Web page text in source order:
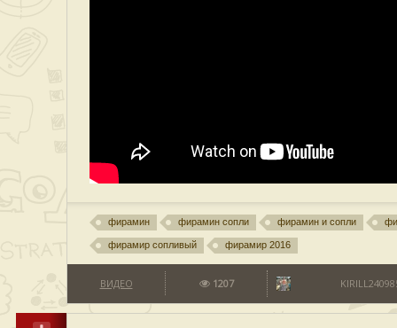
фирамин фирамин сопли фирамин и сопли
фирамир сопливый фирамир 2016
ВИДЕО 1207